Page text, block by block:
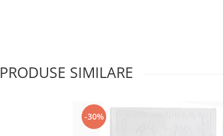
PRODUSE SIMILARE
-30%